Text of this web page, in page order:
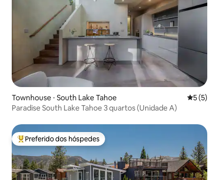
Townhouse ⋅ South Lake Tahoe 5 de
5 (5)
Paradise South Lake Tahoe 3 quartos (Unidade A)
Entre os melhores preferidos dos hóspedes
Preferido dos hóspedes